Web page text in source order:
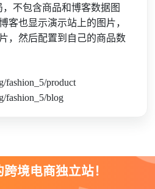
不包含商品和博客数据图
客也显示演示站上的图片，
，然后配置到自己的商品数
fashion_5/product
fashion_5/blog
境电商独立站！